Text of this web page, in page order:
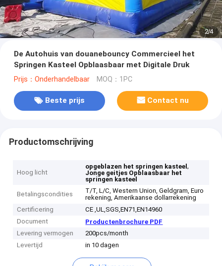
2/4
De Autohuis van douanebouncy Commercieel het
Springen Kasteel Opblaasbaar met Digitale Druk
Prijs：Onderhandelbaar MOQ：1PC
Beste prijs Contact nu
Productomschrijving
Hoog licht
opgeblazen het springen kasteel,
Jonge geitjes Opblaasbaar het
springen kasteel
Betalingscondities
T/T, L/C, Western Union, Geldgram, Euro
rekening, Amerikaanse dollarrekening
Certificering
CE ,UL,SGS,EN71,EN14960
Document
Productenbrochure PDF
Levering vermogen
200pcs/month
Levertijd
in 10 dagen